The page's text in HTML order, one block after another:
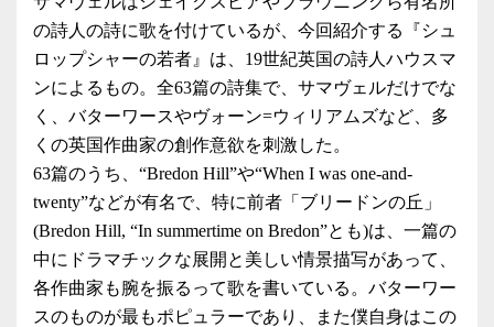
の詩人の詩に歌を付けているが、今回紹介する『シュ
ロップシャーの若者』は、19世紀英国の詩人ハウスマ
ンによるもの。全63篇の詩集で、サマヴェルだけでな
く、バターワースやヴォーン=ウィリアムズなど、多
くの英国作曲家の創作意欲を刺激した。
63篇のうち、“Bredon Hill”や“When I was one-and-
twenty”などが有名で、特に前者「ブリードンの丘」
(Bredon Hill, “In summertime on Bredon”とも)は、一篇の
中にドラマチックな展開と美しい情景描写があって、
各作曲家も腕を振るって歌を書いている。バターワー
スのものが最もポピュラーであり、また僕自身はこの